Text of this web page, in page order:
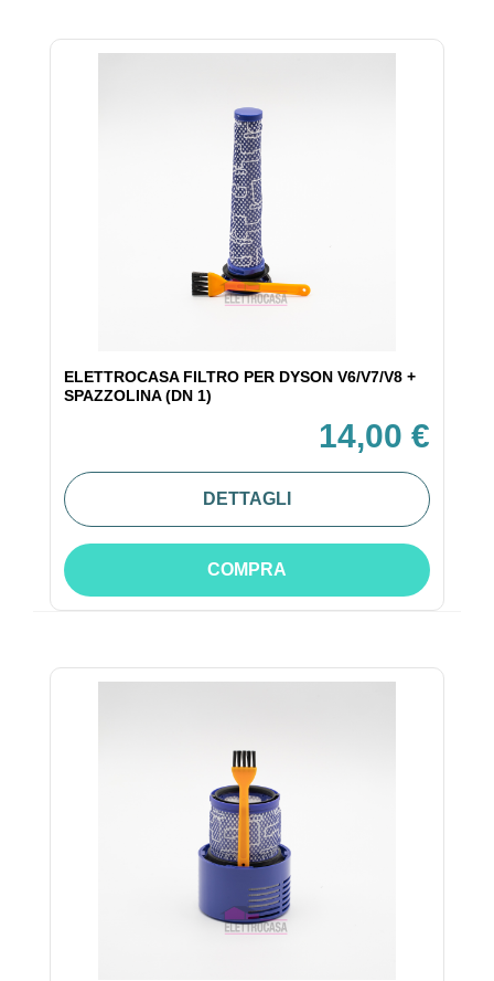
ELETTROCASA FILTRO PER DYSON V6/V7/V8 +
SPAZZOLINA (DN 1)
14,00 €
DETTAGLI
COMPRA